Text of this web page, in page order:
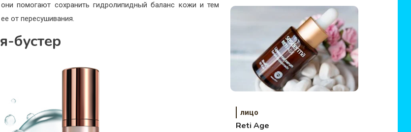
они помогают сохранить гидролипидный баланс кожи и тем
от пересушивания.
бустер
Казарина
лицо
Reti Age